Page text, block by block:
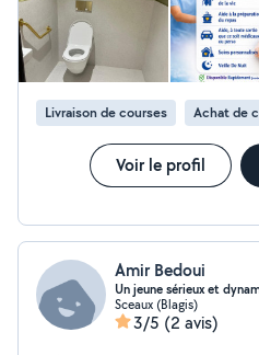
Livraison de courses Achat de
Voir le profil
Amir Bedoui
Un jeune sérieux et
Sceaux (Blagis)
3/5 (2 avis)